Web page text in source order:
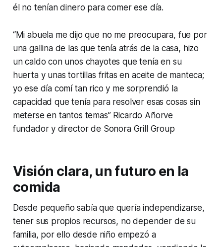
él no tenían dinero para comer ese día.
“Mi abuela me dijo que no me preocupara, fue por
una gallina de las que tenía atrás de la casa, hizo
un caldo con unos chayotes que tenía en su
huerta y unas tortillas fritas en aceite de manteca;
yo ese día comí tan rico y me sorprendió la
capacidad que tenía para resolver esas cosas sin
meterse en tantos temas” Ricardo Añorve
fundador y director de Sonora Grill Group
Visión clara, un futuro en la
comida
Desde pequeño sabía que quería independizarse,
tener sus propios recursos, no depender de su
familia, por ello desde niño empezó a